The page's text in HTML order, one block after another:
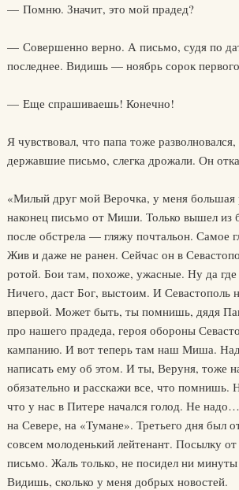
— Помню. Значит, это мой прадед?
— Совершенно верно. А письмо, судя по
последнее. Видишь — ноябрь сорок
— Еще спрашиваешь! Конечно!
Я чувствовал, что папа тоже
державшие письмо, слегка дрожали. Он
«Милый друг мой Верочка, у меня
наконец письмо от Миши. Только вышел из
после обстрела — гляжу почтальон. Самое
Жив и даже не ранен. Сейчас он в
ротой. Бои там, похоже, ужасные. Ну да где
Ничего, даст Бог, выстоим. И Севастополь
впервой. Может быть, ты помнишь, дядя
про нашего прадеда, героя обороны
кампанию. И вот теперь там наш Миша.
написать ему об этом. И ты, Веруня, тоже
обязательно и расскажи все, что помнишь.
что у нас в Питере начался голод. Не
на Севере, на «Тумане». Третьего дня был
совсем молоденький лейтенант. Посылку
письмо. Жаль только, не посидел ни
Видишь, сколько у меня добрых новостей.